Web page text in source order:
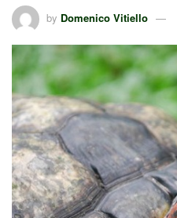
by Domenico Vitiello